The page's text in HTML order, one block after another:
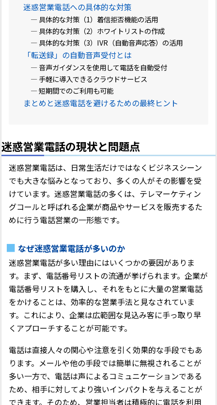
迷惑営業電話への具体的な対策
― 具体的な対策（1）着信拒否機能の活用
― 具体的な対策（2）ホワイトリストの作成
― 具体的な対策（3）IVR（自動音声応答）の活用
「転送録」の自動音声受付とは
― 音声ガイダンスを使用して電話を自動受付
― 手軽に導入できるクラウドサービス
― 短期間でのご利用も可能
まとめと迷惑電話を避けるための最終ヒント
迷惑営業電話の現状と問題点
迷惑営業電話は、日常生活だけではなくビジネスシーン
でも大きな悩みとなっており、多くの人がその影響を受
けています。迷惑営業電話の多くは、テレマーケティン
グコールと呼ばれる企業が商品やサービスを販売するた
めに行う電話営業の一形態です。
なぜ迷惑営業電話が多いのか
迷惑営業電話が多い理由にはいくつかの要因がありま
す。まず、電話番号リストの流通が挙げられます。企業が
電話番号リストを購入し、それをもとに大量の営業電話
をかけることは、効率的な営業手法と見なされていま
す。これにより、企業は広範囲な見込み客に手っ取り早
くアプローチすることが可能です。
電話は直接人々の関心や注意を引く効果的な手段でもあ
ります。メールや他の手段では簡単に無視されることが
多い一方で、電話は声によるコミュニケーションである
ため、相手に対してより強いインパクトを与えることが
できます。そのため、営業担当者は積極的に電話を利用